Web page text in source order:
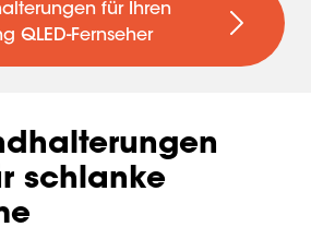
für Ihren
QLED-Fernseher
schlanke